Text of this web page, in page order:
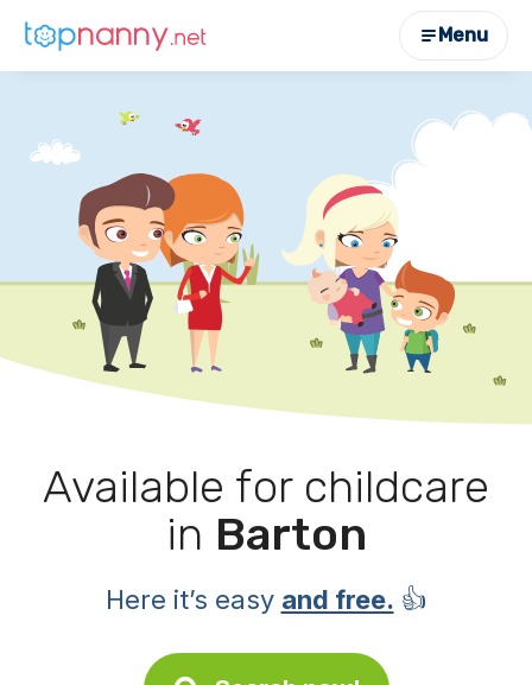
Menu
Available for childcare
in Barton
Here it’s easy and free. 👍